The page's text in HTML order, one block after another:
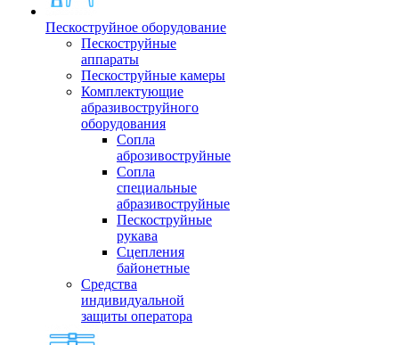
Пескоструйное оборудование
Пескоструйные
аппараты
Пескоструйные камеры
Комплектующие
абразивоструйного
оборудования
Сопла
аброзивоструйные
Сопла
специальные
абразивоструйные
Пескоструйные
рукава
Сцепления
байонетные
Средства
индивидуальной
защиты оператора